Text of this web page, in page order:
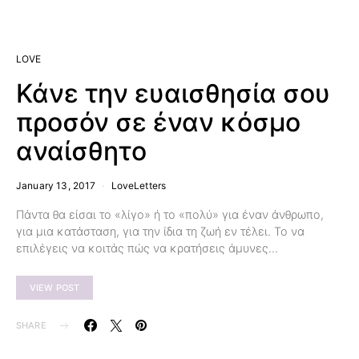
LOVE
Κάνε την ευαισθησία σου
προσόν σε έναν κόσμο
αναίσθητο
January 13, 2017 LoveLetters
Πάντα θα είσαι το «λίγο» ή το «πολύ» για έναν άνθρωπο,
για μια κατάσταση, για την ίδια τη ζωή εν τέλει. Το να
επιλέγεις να κοιτάς πώς να κρατήσεις άμυνες…
VIEW POST
SHARE